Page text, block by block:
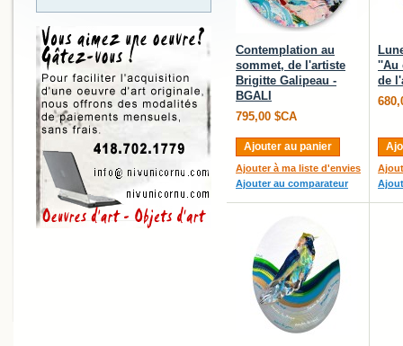
Contemplation au
sommet, de l'artiste
Brigitte Galipeau -
BGALI
795,00 $CA
Ajouter au panier
Ajouter à ma liste d'envies
Ajouter au comparateur
''Au
de